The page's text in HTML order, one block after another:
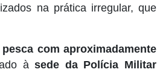
na prática irregular, que
com aproximadamente
àsede da Polícia Militar